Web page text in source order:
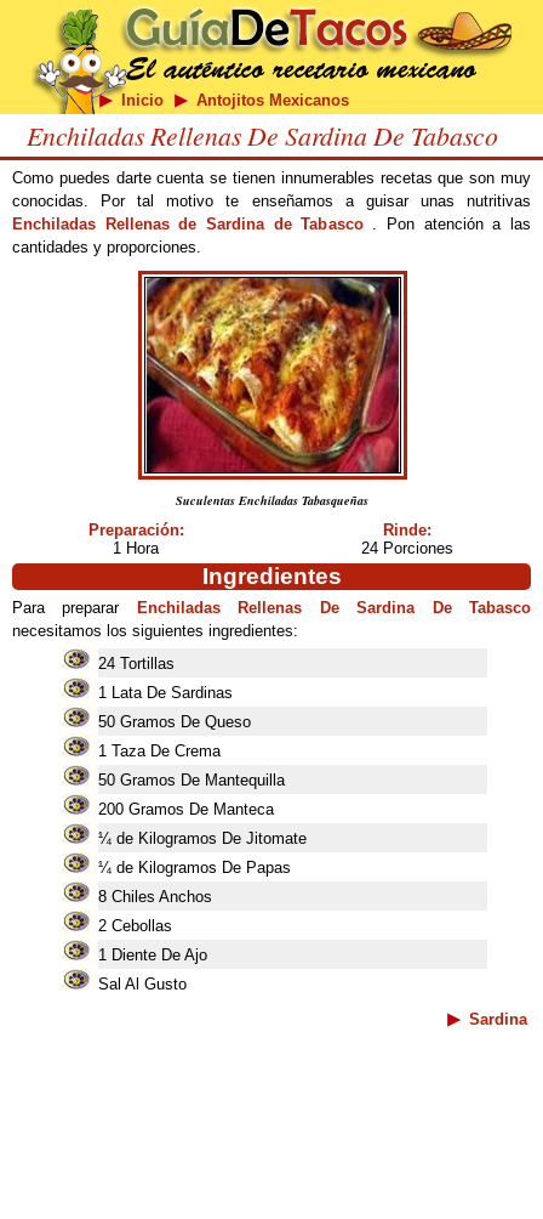
Inicio Antojitos Mexicanos
Enchiladas Rellenas De Sardina De Tabasco
Como puedes darte cuenta se tienen innumerables recetas que son muy
conocidas. Por tal motivo te enseñamos a guisar unas nutritivas
Enchiladas Rellenas de Sardina de Tabasco . Pon atención a las
cantidades y proporciones.
Suculentas Enchiladas Tabasqueñas
Preparación:
1 Hora
Rinde:
24 Porciones
Ingredientes
Para preparar
Enchiladas Rellenas De Sardina De Tabasco
necesitamos los siguientes ingredientes:
24 Tortillas
1 Lata De Sardinas
50 Gramos De Queso
1 Taza De Crema
50 Gramos De Mantequilla
200 Gramos De Manteca
¼ de Kilogramos De Jitomate
¼ de Kilogramos De Papas
8 Chiles Anchos
2 Cebollas
1 Diente De Ajo
Sal Al Gusto
Sardina